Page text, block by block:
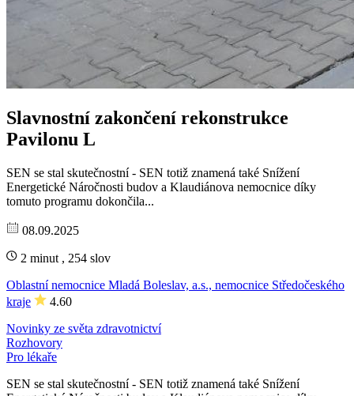
Slavnostní zakončení rekonstrukce
Pavilonu L
SEN se stal skutečnostní - SEN totiž znamená také Snížení
Energetické Náročnosti budov a Klaudiánova nemocnice díky
tomuto programu dokončila...
08.09.2025
2 minut , 254 slov
Oblastní nemocnice Mladá Boleslav, a.s., nemocnice Středočeského
kraje
4.60
Novinky ze světa zdravotnictví
Rozhovory
Pro lékaře
SEN se stal skutečnostní - SEN totiž znamená také Snížení